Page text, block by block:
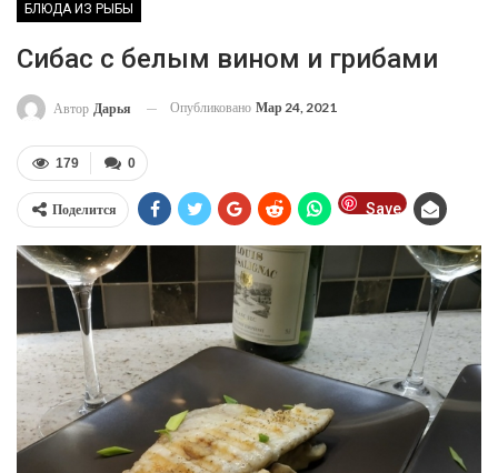
БЛЮДА ИЗ РЫБЫ
Сибас с белым вином и грибами
Автор Дарья Опубликовано Мар 24, 2021
0
179
Поделится Save